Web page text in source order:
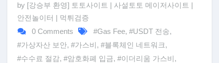
by [강승부 환영] 토토사이트 | 사설토토 메이저사이트 |
안전놀이터 | 먹튀검증
0 Comments
#Gas Fee, #USDT 전송,
#가상자산 보안, #가스비, #블록체인 네트워크,
#수수료 절감, #암호화폐 입금, #이더리움 가스비,